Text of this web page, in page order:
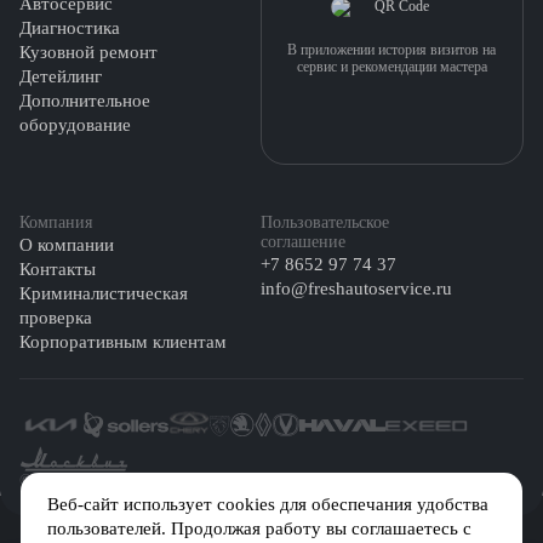
Веб-сайт использует cookies для обеспечания удобства
пользователей. Продолжая работу вы соглашаетесь с
Диагностика
Кузовной ремонт
Детейлинг
Дополнительное
оборудование
Компания
О компании
Контакты
Криминалистическая
проверка
Корпоративным клиентам
Пользовательское
соглашение
+7 8652 97 74 37
info@freshautoservice.ru
В приложении история визитов на
сервис и рекомендации мастера
©️ 2026 Fresh Auto